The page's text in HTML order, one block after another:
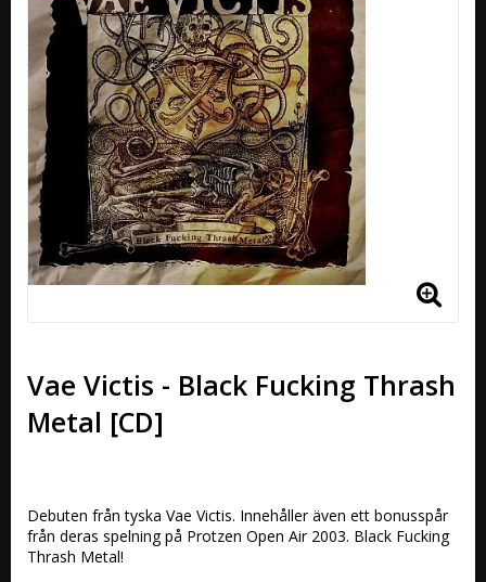
Vae Victis - Black Fucking Thrash
Metal [CD]
Debuten från tyska Vae Victis. Innehåller även ett bonusspår
från deras spelning på Protzen Open Air 2003. Black Fucking
Thrash Metal!